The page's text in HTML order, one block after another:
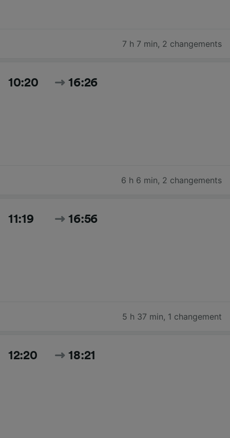
7 h 7 min, 2 changements
10:20 16:26
6 h 6 min, 2 changements
11:19 16:56
5 h 37 min, 1 changement
12:20 18:21